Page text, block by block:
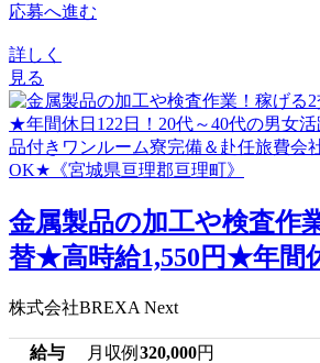
応募へ進む
詳しく
見る
金属製品の加工や検査作
替★高時給1,550円★年間
株式会社BREXA Next
給与 月収例 320,000円